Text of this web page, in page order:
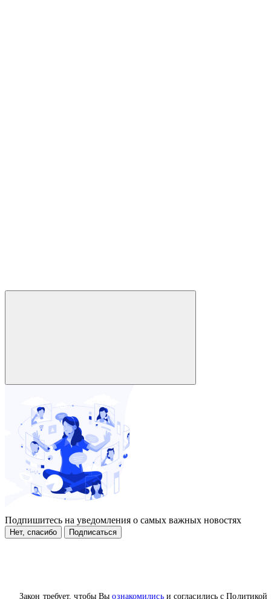
Закон требует, чтобы Выознакомилисьи согласились с Политикой
Подпишитесь на уведомления о самых важных новостях
Нет, спасибо Подписаться